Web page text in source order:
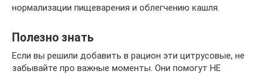
нормализации пищеварения и облегчению кашля.
Полезно знать
Если вы решили добавить в рацион эти цитрусовые, не
забывайте про важные моменты. Они помогут НЕ